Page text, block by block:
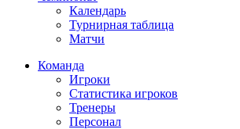
Календарь
Турнирная таблица
Матчи
Команда
Игроки
Статистика игроков
Тренеры
Персонал